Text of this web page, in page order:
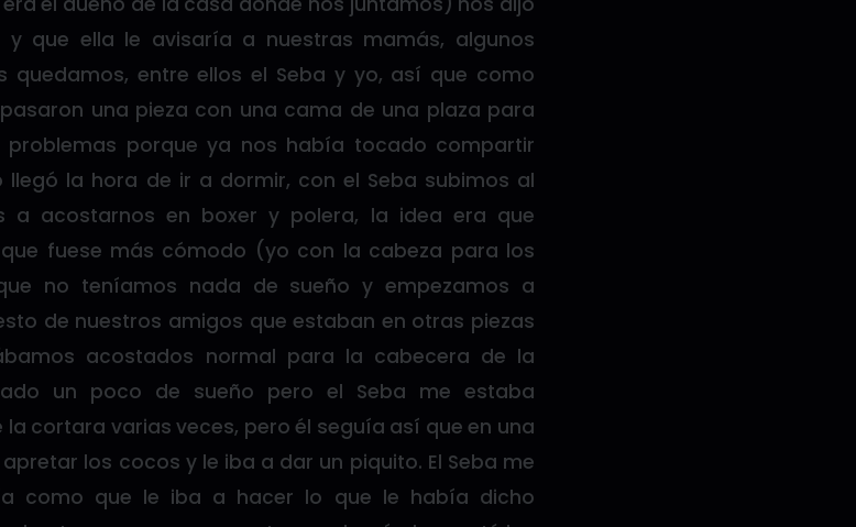
que ella le avisaría a nuestras mamás, algunos
quedamos, entre ellos el Seba y yo, así que como
una pieza con una cama de una plaza para
porque ya nos había tocado compartir
la hora de ir a dormir, con el Seba subimos al
a acostarnos en boxer y polera, la idea era que
fuese más cómodo (yo con la cabeza para los
no teníamos nada de sueño y empezamos a
de nuestros amigos que estaban en otras piezas
acostados normal para la cabecera de la
un poco de sueño pero el Seba me estaba
cortara varias veces, pero él seguía así que en una
los cocos y le iba a dar un piquito. El Seba me
como que le iba a hacer lo que le había dicho